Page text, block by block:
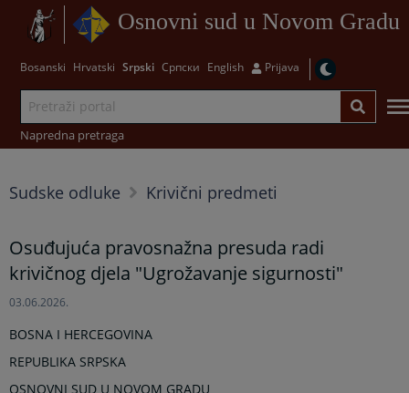
Osnovni sud u Novom Gradu
Bosanski Hrvatski Srpski Српски English Prijava
Napredna pretraga
Sudske odluke Krivični predmeti
Osuđujuća pravosnažna presuda radi
krivičnog djela "Ugrožavanje sigurnosti"
03.06.2026.
BOSNA I HERCEGOVINA
REPUBLIKA SRPSKA
OSNOVNI SUD U NOVOM GRADU